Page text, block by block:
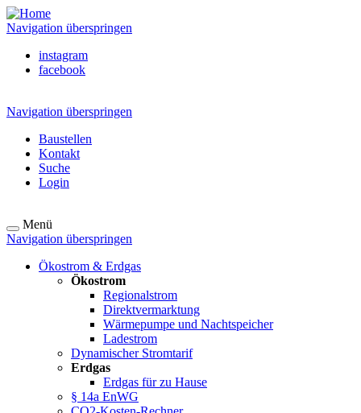
Navigation überspringen
instagram
facebook
Navigation überspringen
Baustellen
Kontakt
Suche
Login
Menü
Navigation überspringen
Ökostrom & Erdgas
Ökostrom
Regionalstrom
Direktvermarktung
Wärmepumpe und Nachtspeicher
Ladestrom
Dynamischer Stromtarif
Erdgas
Erdgas für zu Hause
§ 14a EnWG